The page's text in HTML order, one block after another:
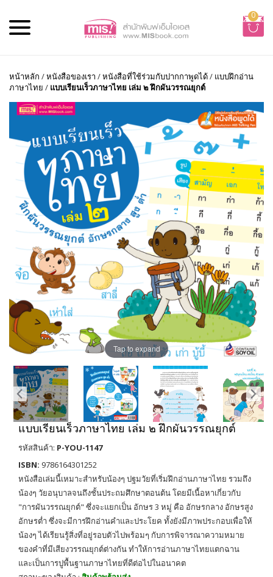
0
หน้าหลัก /หนังสือของเรา /หนังสือที่ใช้ร่วมกับปากกาพูดได้/ แบบฝึกอ่าน
ภาษาไทย / แบบเรียนเร็วภาษาไทย เล่ม ๒ ฝึกผันวรรณยุกต์
Tap to expand
แบบเรียนเร็วภาษาไทย เล่ม ๒ ฝึกผันวรรณยุกต์
รหัสสินค้า: P-YOU-1147
ISBN: 9786164301252
หนังสือเล่มนี้เหมาะสำหรับน้องๆ ปฐมวัยที่เริ่มฝึกอ่านภาษาไทย รวมถึง
น้องๆ วัยอนุบาลจนถึงชั้นประถมศึกษาตอนต้น โดยมีเนื้อหาเกี่ยวกับ
"การผันวรรณยุกต์" ซึ่งจะแยกเป็น อักษร 3 หมู่ คือ อักษรกลาง อักษรสูง
อักษรต่ำ ซึ่งจะมีการฝึกอ่านคำและประโยค ทั้งยังมีภาพประกอบเพื่อให้
น้องๆ ได้เรียนรู้สิ่งที่อยู่รอบตัวไปพร้อมๆ กับการพิจารณาความหมาย
ของคำที่มีเสียงวรรณยุกต์ต่างกัน ทำให้การอ่านภาษาไทยแตกฉาน
และเป็นการปูพื้นฐานภาษาไทยที่ดีต่อไปในอนาคต